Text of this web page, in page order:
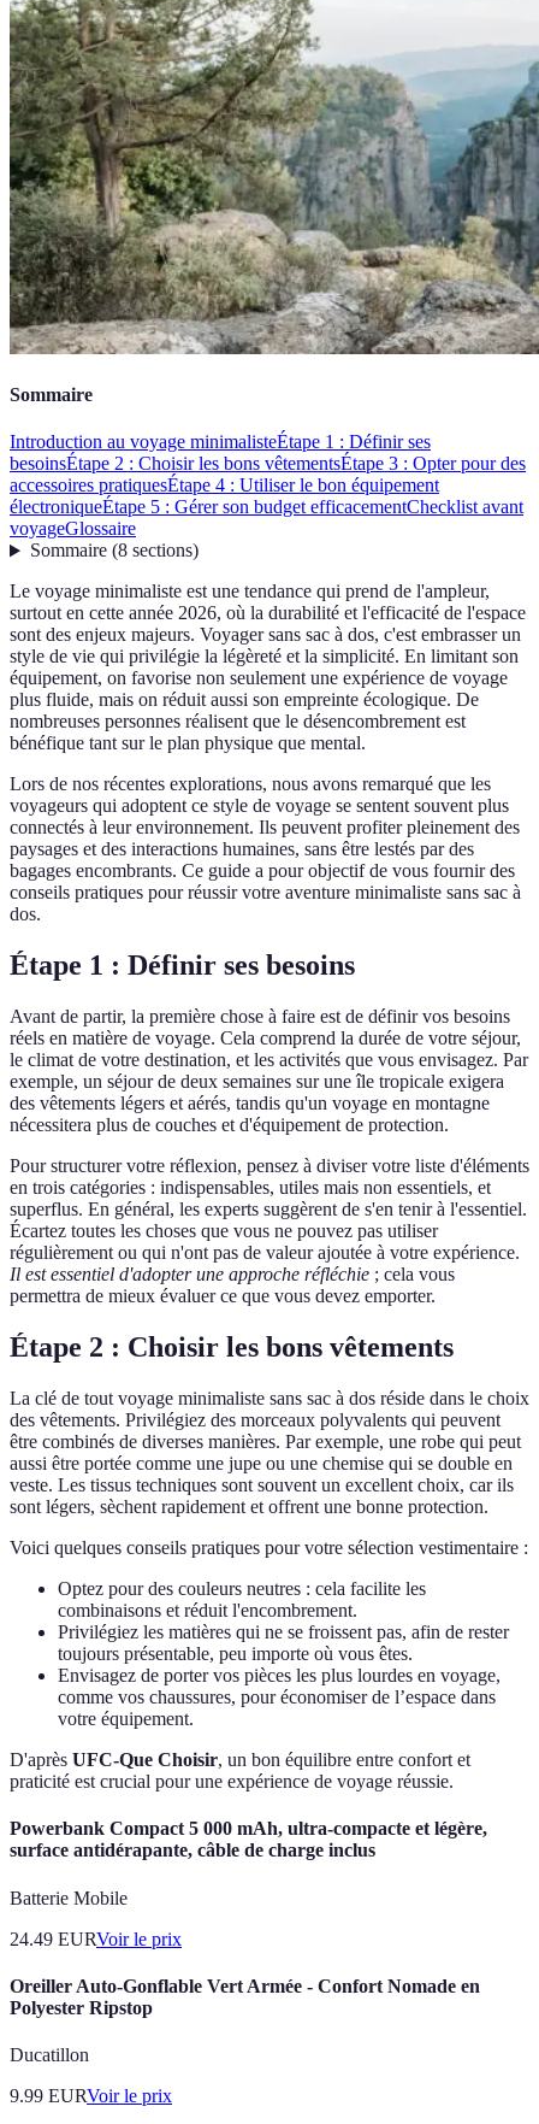
Sommaire
Introduction au voyage minimalisteÉtape 1 : Définir ses
besoinsÉtape 2 : Choisir les bons vêtementsÉtape 3 : Opter pour des
accessoires pratiquesÉtape 4 : Utiliser le bon équipement
électroniqueÉtape 5 : Gérer son budget efficacementChecklist avant
voyageGlossaire
Sommaire(8 sections)
Le voyage minimaliste est une tendance qui prend de l'ampleur,
surtout en cette année 2026, où la durabilité et l'efficacité de l'espace
sont des enjeux majeurs. Voyager sans sac à dos, c'est embrasser un
style de vie qui privilégie la légèreté et la simplicité. En limitant son
équipement, on favorise non seulement une expérience de voyage
plus fluide, mais on réduit aussi son empreinte écologique. De
nombreuses personnes réalisent que le désencombrement est
bénéfique tant sur le plan physique que mental.
Lors de nos récentes explorations, nous avons remarqué que les
voyageurs qui adoptent ce style de voyage se sentent souvent plus
connectés à leur environnement. Ils peuvent profiter pleinement des
paysages et des interactions humaines, sans être lestés par des
bagages encombrants. Ce guide a pour objectif de vous fournir des
conseils pratiques pour réussir votre aventure minimaliste sans sac à
dos.
Étape 1 : Définir ses besoins
Avant de partir, la première chose à faire est de définir vos besoins
réels en matière de voyage. Cela comprend la durée de votre séjour,
le climat de votre destination, et les activités que vous envisagez. Par
exemple, un séjour de deux semaines sur une île tropicale exigera
des vêtements légers et aérés, tandis qu'un voyage en montagne
nécessitera plus de couches et d'équipement de protection.
Pour structurer votre réflexion, pensez à diviser votre liste d'éléments
en trois catégories : indispensables, utiles mais non essentiels, et
superflus. En général, les experts suggèrent de s'en tenir à l'essentiel.
Écartez toutes les choses que vous ne pouvez pas utiliser
régulièrement ou qui n'ont pas de valeur ajoutée à votre expérience.
Il est essentiel d'adopter une approche réfléchie ; cela vous
permettra de mieux évaluer ce que vous devez emporter.
Étape 2 : Choisir les bons vêtements
La clé de tout voyage minimaliste sans sac à dos réside dans le choix
des vêtements. Privilégiez des morceaux polyvalents qui peuvent
être combinés de diverses manières. Par exemple, une robe qui peut
aussi être portée comme une jupe ou une chemise qui se double en
veste. Les tissus techniques sont souvent un excellent choix, car ils
sont légers, sèchent rapidement et offrent une bonne protection.
Voici quelques conseils pratiques pour votre sélection vestimentaire :
Optez pour des couleurs neutres : cela facilite les
combinaisons et réduit l'encombrement.
Privilégiez les matières qui ne se froissent pas, afin de rester
toujours présentable, peu importe où vous êtes.
Envisagez de porter vos pièces les plus lourdes en voyage,
comme vos chaussures, pour économiser de l’espace dans
votre équipement.
D'après UFC-Que Choisir, un bon équilibre entre confort et
praticité est crucial pour une expérience de voyage réussie.
Powerbank Compact 5 000 mAh, ultra-compacte et légère,
surface antidérapante, câble de charge inclus
Batterie Mobile
24.49 EURVoir le prix
Oreiller Auto-Gonflable Vert Armée - Confort Nomade en
Polyester Ripstop
Ducatillon
9.99 EURVoir le prix